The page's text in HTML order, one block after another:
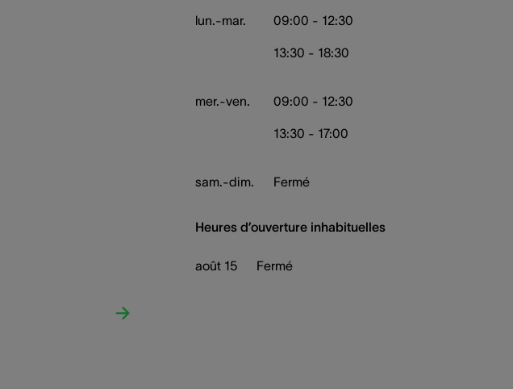
lun.-mar. 09:00 - 12:30
13:30 - 18:30
mer.-ven. 09:00 - 12:30
13:30 - 17:00
sam.-dim. Fermé
Heures d’ouverture inhabituelles
août 15 Fermé